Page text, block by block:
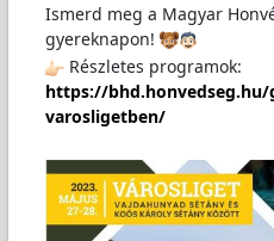
Ismerd meg a Magyar
gyereknapon!
Részletes programok:
https://bhd.honvedseg.hu/
varosligetben/